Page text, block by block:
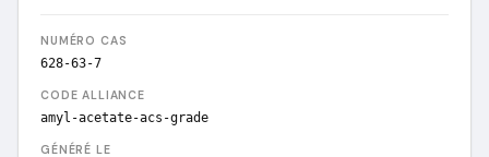
NUMÉRO CAS
628-63-7
CODE ALLIANCE
amyl-acetate-acs-grade
GÉNÉRÉ LE